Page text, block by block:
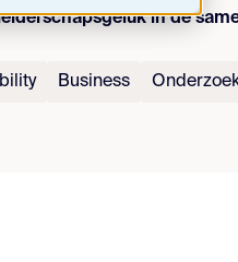
in de
Business